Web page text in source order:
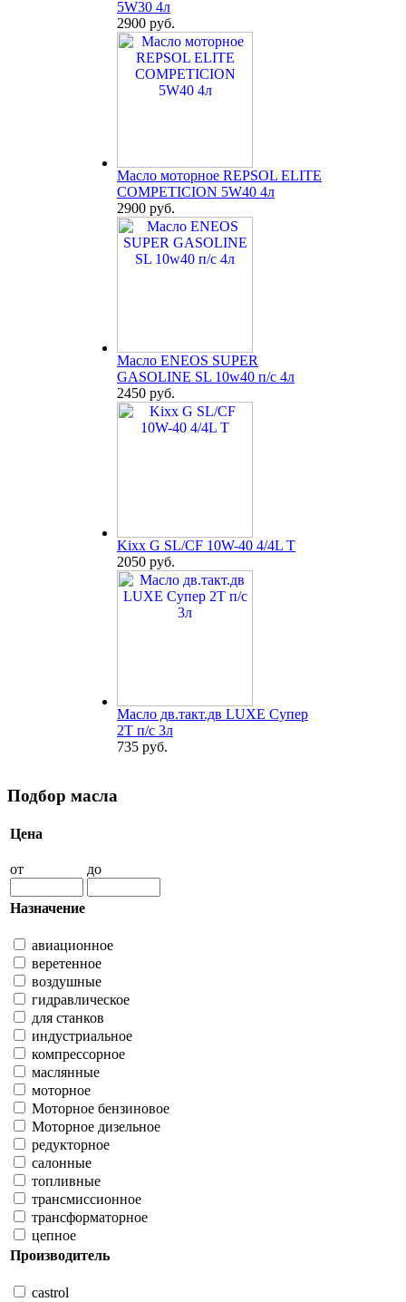
5W30 4л
2900 руб.
Масло моторное REPSOL ELITE
COMPETICION 5W40 4л
2900 руб.
Масло ENEOS SUPER
GASOLINE SL 10w40 п/с 4л
2450 руб.
Kixx G SL/CF 10W-40 4/4L T
2050 руб.
Масло дв.такт.дв LUXE Супер
2Т п/с 3л
735 руб.
Подбор масла
Цена
от до
Назначение
авиационное
веретенное
воздушные
гидравлическое
для станков
индустриальное
компрессорное
маслянные
моторное
Моторное бензиновое
Моторное дизельное
редукторное
салонные
топливные
трансмиссионное
трансформаторное
цепное
Производитель
castrol